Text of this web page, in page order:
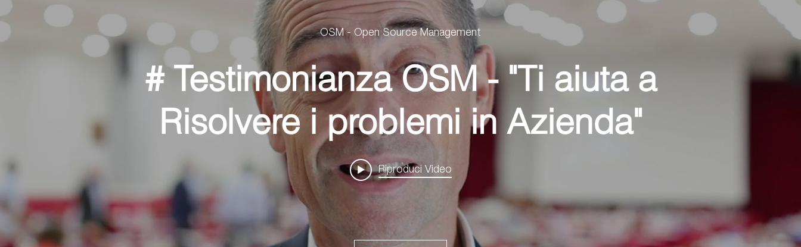
OSM - Open Source Management
# Testimonianza OSM - "Ti aiuta a
Risolvere i problemi in Azienda"
Riproduci Video